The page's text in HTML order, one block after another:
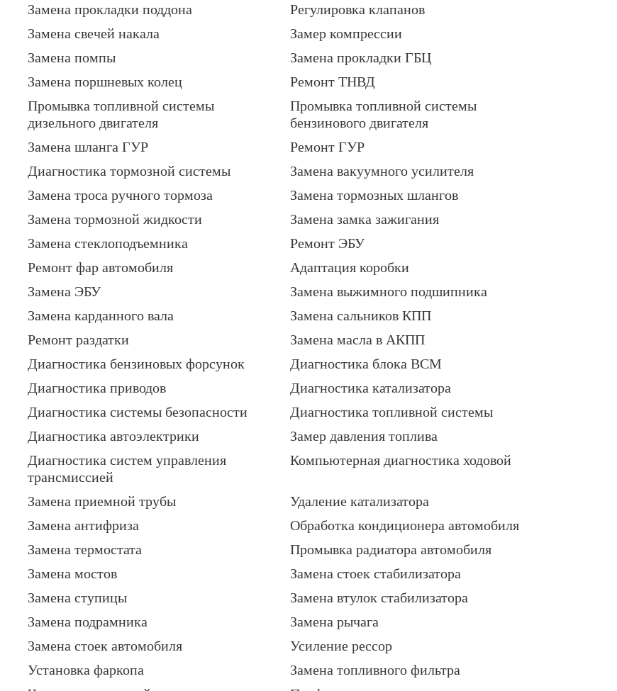
Замена прокладки поддона
Регулировка клапанов
Замена свечей накала
Замер компрессии
Замена помпы
Замена прокладки ГБЦ
Замена поршневых колец
Ремонт ТНВД
Промывка топливной системы
дизельного двигателя
Промывка топливной системы
бензинового двигателя
Замена шланга ГУР
Ремонт ГУР
Диагностика тормозной системы
Замена вакуумного усилителя
Замена троса ручного тормоза
Замена тормозных шлангов
Замена тормозной жидкости
Замена замка зажигания
Замена стеклоподъемника
Ремонт ЭБУ
Ремонт фар автомобиля
Адаптация коробки
Замена ЭБУ
Замена выжимного подшипника
Замена карданного вала
Замена сальников КПП
Ремонт раздатки
Замена масла в АКПП
Диагностика бензиновых форсунок
Диагностика блока BCM
Диагностика приводов
Диагностика катализатора
Диагностика системы безопасности
Диагностика топливной системы
Диагностика автоэлектрики
Замер давления топлива
Диагностика систем управления
трансмиссией
Компьютерная диагностика ходовой
Замена приемной трубы
Удаление катализатора
Замена антифриза
Обработка кондиционера автомобиля
Замена термостата
Промывка радиатора автомобиля
Замена мостов
Замена стоек стабилизатора
Замена ступицы
Замена втулок стабилизатора
Замена подрамника
Замена рычага
Замена стоек автомобиля
Усиление рессор
Установка фаркопа
Замена топливного фильтра